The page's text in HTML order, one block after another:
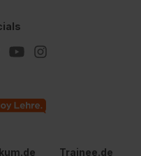
Trainee.de